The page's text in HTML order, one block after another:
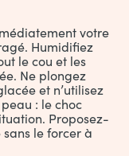
votre
Humidifiez
le cou et les
Ne plongez
et n’utilisez
: le choc
Proposez-
le forcer à